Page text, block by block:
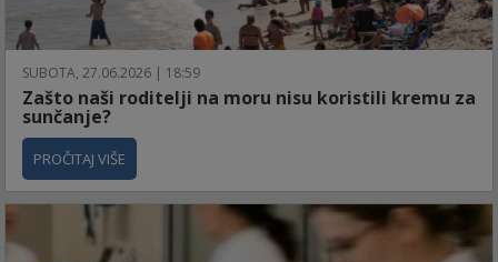
SUBOTA, 27.06.2026 | 18:59
Zašto naši roditelji na moru nisu koristili kremu za
sunčanje?
PROČITAJ VIŠE